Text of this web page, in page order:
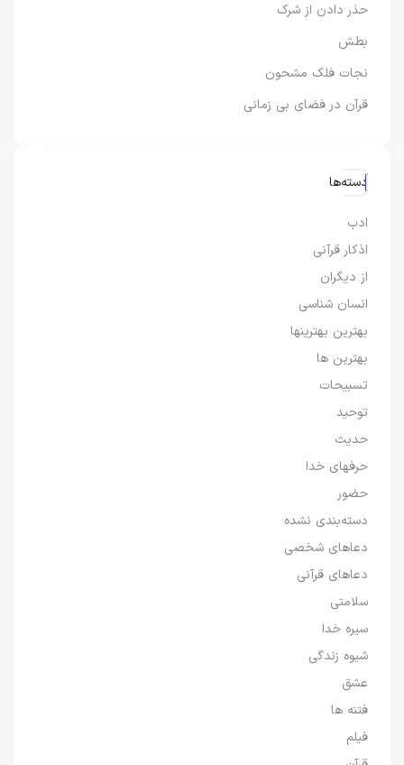
حذر دادن از شرک
بطش
نجات فلک مشحون
قرآن در فضای بی زمانی
دسته‌ها
ادب
اذکار قرآنی
از دیگران
انسان شناسی
بهترین بهترینها
بهترین ها
تسبیحات
توحید
حدیث
حرفهای خدا
حضور
دسته‌بندی نشده
دعاهای شخصی
دعاهای قرآنی
سلامتی
سیره خدا
شیوه زندگی
عشق
فتنه ها
فیلم